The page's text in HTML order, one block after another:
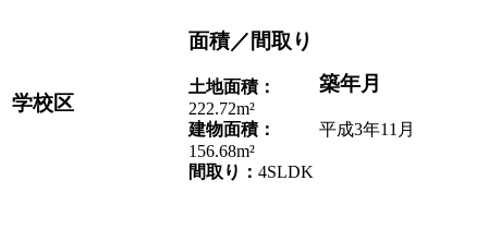
学校区
面積／間取り
土地面積：
222.72m²
建物面積：
156.68m²
間取り： 4SLDK
築年月
平成3年11月